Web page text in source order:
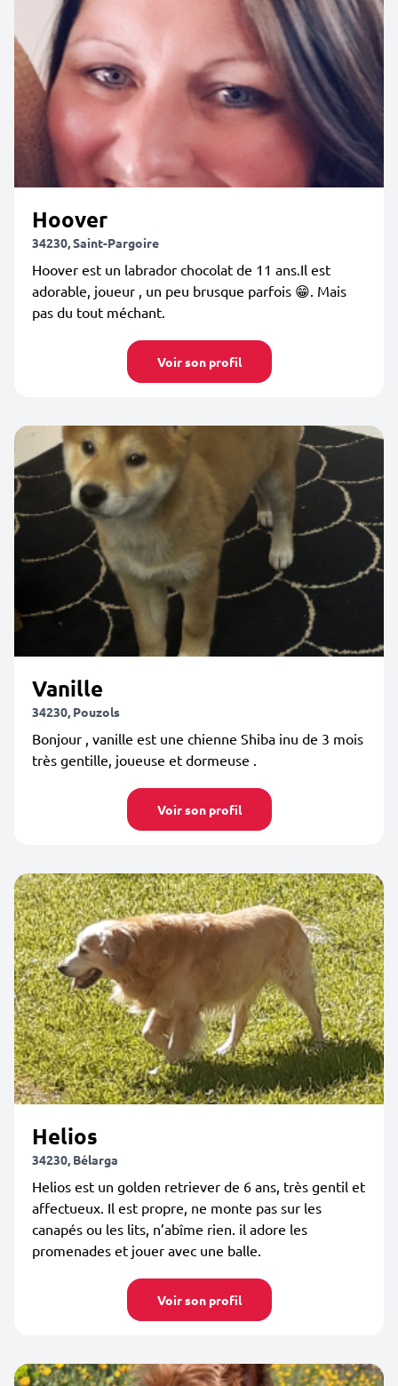
Hoover
34230, Saint-Pargoire
Hoover est un labrador chocolat de 11 ans.Il est
adorable, joueur , un peu brusque parfois 😁. Mais
pas du tout méchant.
Voir son profil
Vanille
34230, Pouzols
Bonjour , vanille est une chienne Shiba inu de 3 mois
très gentille, joueuse et dormeuse .
Voir son profil
Helios
34230, Bélarga
Helios est un golden retriever de 6 ans, très gentil et
affectueux. Il est propre, ne monte pas sur les
canapés ou les lits, n’abîme rien. il adore les
promenades et jouer avec une balle.
Voir son profil